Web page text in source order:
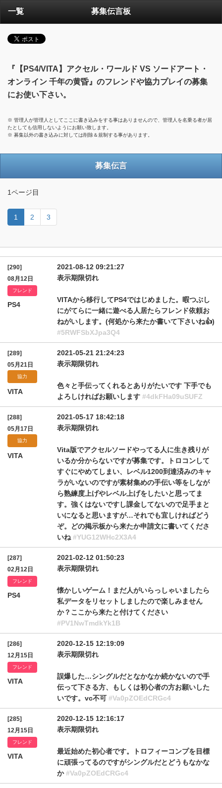
一覧 募集伝言板
『【PS4/VITA】アクセル・ワールド VS ソードアート・
オンライン 千年の黄昏』のフレンドや協力プレイの募集
にお使い下さい。
※ 管理人が管理人としてここに書き込みをする事はありませんので、管理人を名乗る者が居
たとしても信用しないようにお願い致します。
※ 募集以外の書き込みに対しては削除＆規制する事があります。
募集伝言
1ページ目
1 2 3
[290]
08月12日
フレンド
PS4
2021-08-12 09:21:27
表示期限切れ
VITAから移行してPS4ではじめました。暇つぶし
にがてらに一緒に遊べる人居たらフレンド依頼お
ねがいします。(何処から来たか書いて下さいね👍)
#5RWFSbXJpa3Q4
[289]
05月21日
協力
VITA
2021-05-21 21:24:23
表示期限切れ
色々と手伝ってくれるとありがたいです 下手でも
よろしければお願いします #4dkFHa09uSUFZ
[288]
05月17日
協力
VITA
2021-05-17 18:42:18
表示期限切れ
Vita版でアクセルソードやってる人に生き残りが
いるか分からないですが募集です。トロコンして
すぐにやめてしまい、レベル1200到達済みのキャ
ラがいないのですが素材集めの手伝い等をしなが
ら熟練度上げやレベル上げをしたいと思ってま
す。強くはないですし課金してないので足手まと
いになると思いますが…それでも宜しければどう
ぞ。どの掲示板から来たか申請文に書いてくださ
いね #YUG12WHc2X3A4
[287]
02月12日
フレンド
PS4
2021-02-12 01:50:23
表示期限切れ
懐かしいゲーム！まだ人がいらっしゃいましたら
私データをリセットしましたので楽しみません
か？ここから来たと付けてください
#PV1NwTmdkYk1B
[286]
12月15日
フレンド
VITA
2020-12-15 12:19:09
表示期限切れ
誤爆した…シングルだとなかなか続かないので手
伝って下さる方、もしくは初心者の方お願いした
いです。vc不可 #Va0pZOEdCRGc4
[285]
12月15日
フレンド
VITA
2020-12-15 12:16:17
表示期限切れ
最近始めた初心者です。トロフィーコンプを目標
に頑張ってるのですがシングルだとどうもなかな
か#Va0pZOEdCRGc4